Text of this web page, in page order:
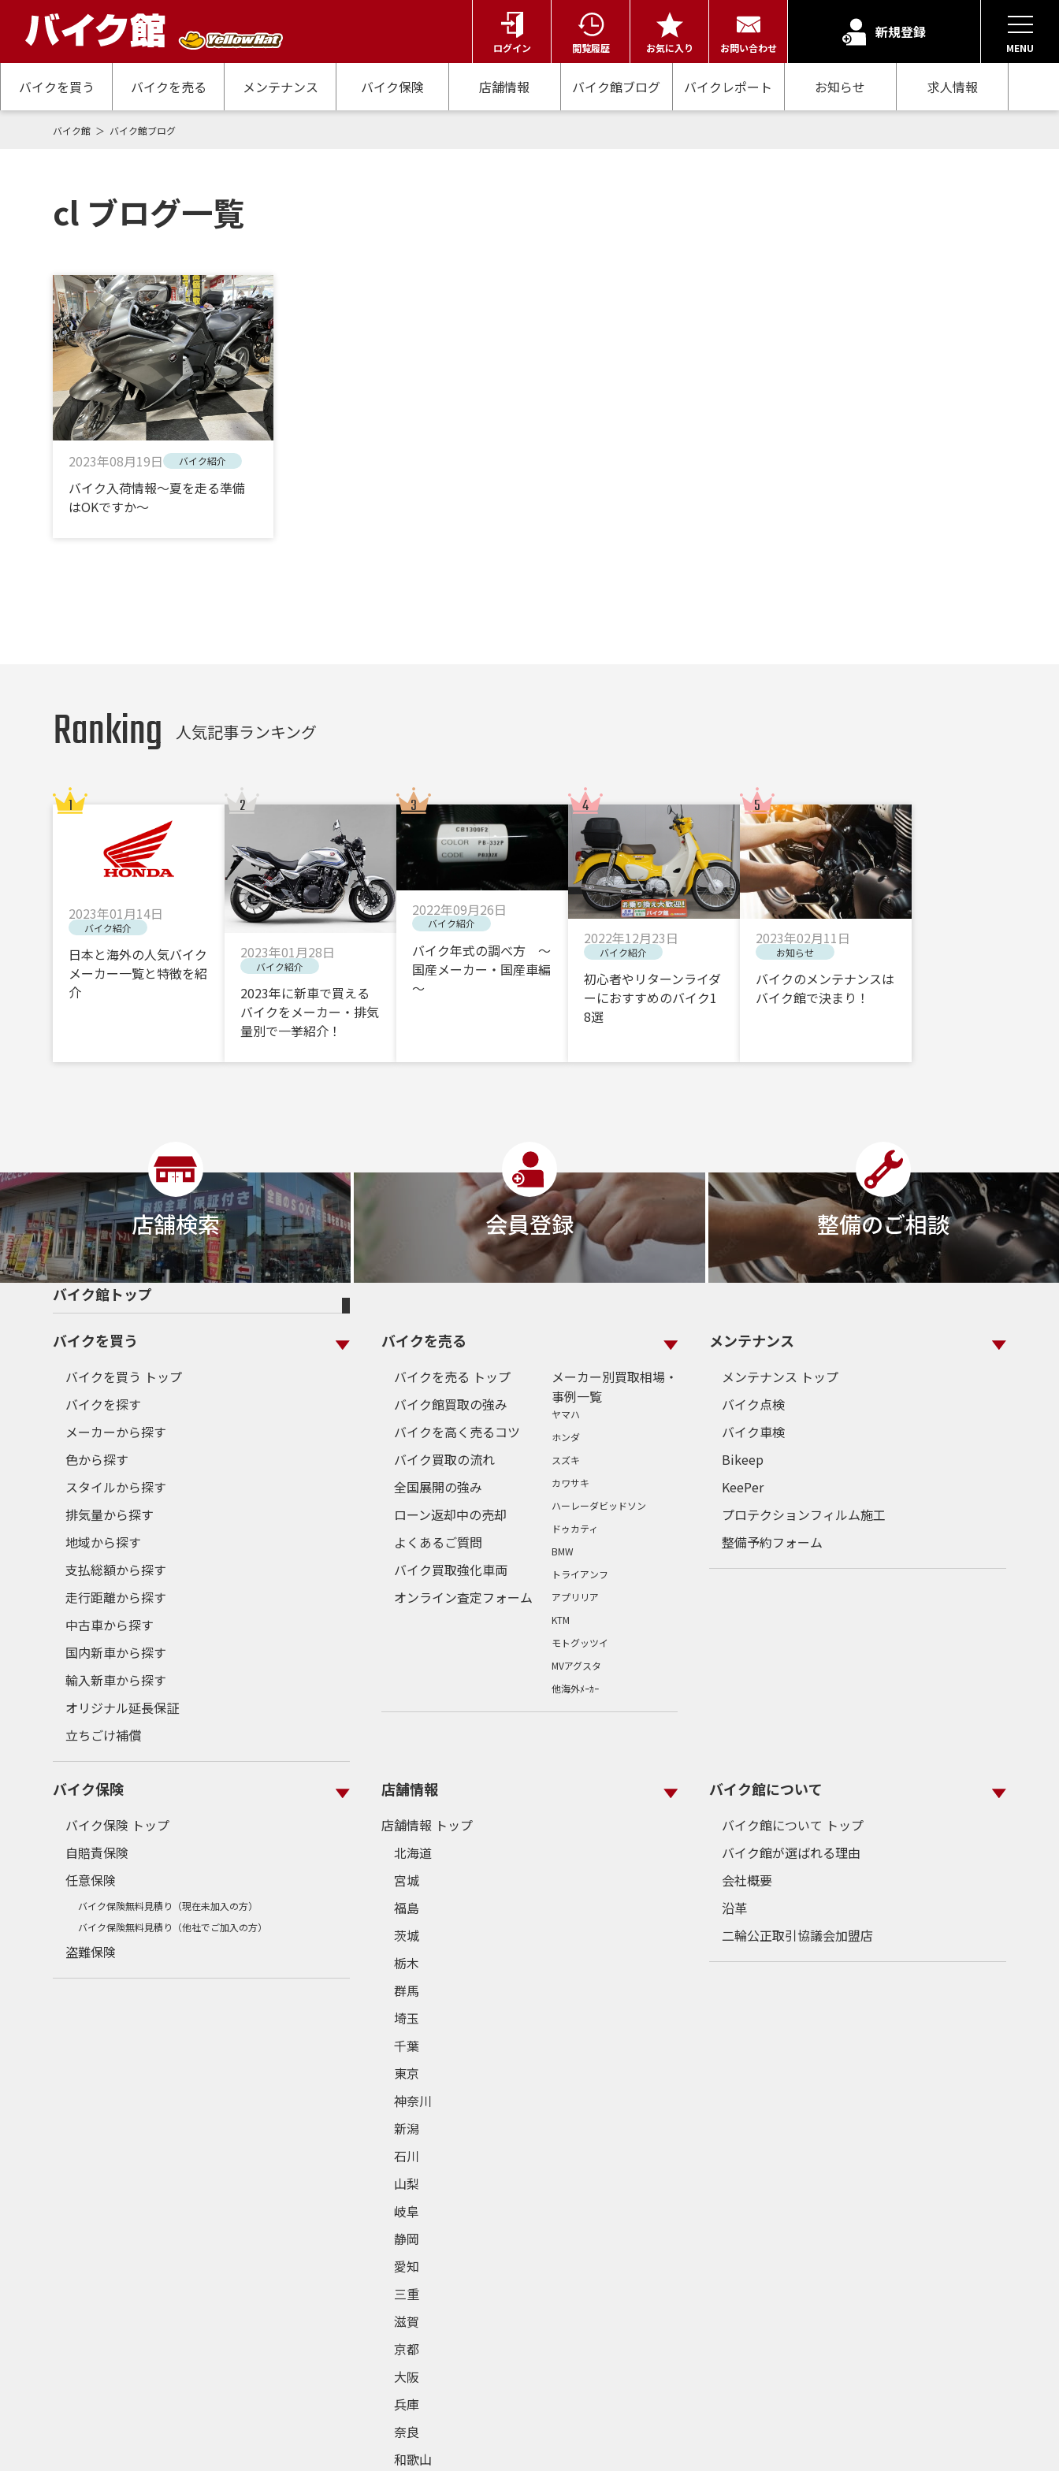
ログイン 閲覧履歴 お気に入り お問い合わせ
新規登録
MENU
バイクを買う バイクを売る メンテナンス バイク保険 店舗情報 バイク館ブログ バイクレポート お知らせ 求人情報
バイク館 バイク館ブログ
cl ブログ一覧
2023年08月19日 バイク紹介
バイク入荷情報～夏を走る準備
はOKですか～
Ranking 人気記事ランキング
2023年01月14日
バイク紹介
日本と海外の人気バイク
メーカー一覧と特徴を紹
介
2023年01月28日
バイク紹介
2023年に新車で買える
バイクをメーカー・排気
量別で一挙紹介！
2022年09月26日
バイク紹介
バイク年式の調べ方 ～
国産メーカー・国産車編
～
2022年12月23日
バイク紹介
初心者やリターンライダ
ーにおすすめのバイク1
8選
2023年02月11日
お知らせ
バイクのメンテナンスは
バイク館で決まり！
店舗検索 会員登録 整備のご相談
バイク館トップ
バイクを買う
バイクを買う トップ
バイクを探す
メーカーから探す
色から探す
スタイルから探す
排気量から探す
地域から探す
支払総額から探す
走行距離から探す
中古車から探す
国内新車から探す
輸入新車から探す
オリジナル延長保証
立ちごけ補償
バイクを売る
バイクを売る トップ
バイク館買取の強み
バイクを高く売るコツ
バイク買取の流れ
全国展開の強み
ローン返却中の売却
よくあるご質問
バイク買取強化車両
オンライン査定フォーム
メーカー別買取相場・
事例一覧
ヤマハ
ホンダ
スズキ
カワサキ
ハーレーダビッドソン
ドゥカティ
BMW
トライアンフ
アプリリア
KTM
モトグッツイ
MVアグスタ
他海外ﾒｰｶｰ
メンテナンス
メンテナンス トップ
バイク点検
バイク車検
Bikeep
KeePer
プロテクションフィルム施工
整備予約フォーム
バイク保険
バイク保険 トップ
自賠責保険
任意保険
バイク保険無料見積り（現在未加入の方）
バイク保険無料見積り（他社でご加入の方）
盗難保険
店舗情報
店舗情報 トップ
北海道
宮城
福島
茨城
栃木
群馬
埼玉
千葉
東京
神奈川
新潟
石川
山梨
岐阜
静岡
愛知
三重
滋賀
京都
大阪
兵庫
奈良
和歌山
バイク館について
バイク館について トップ
バイク館が選ばれる理由
会社概要
沿革
二輪公正取引協議会加盟店